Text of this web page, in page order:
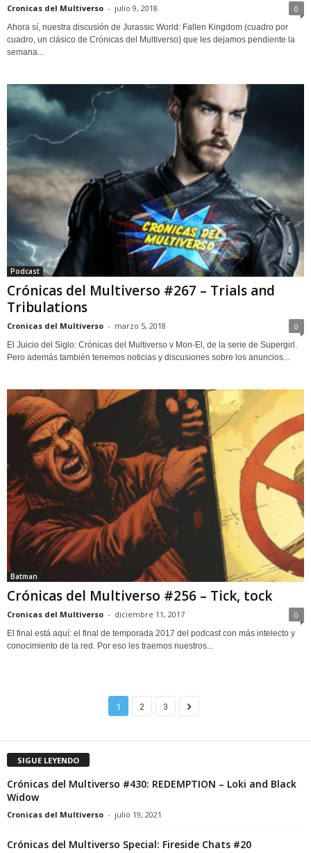
Cronicas del Multiverso - julio 9, 2018 0
Ahora sí, nuestra discusión de Jurassic World: Fallen Kingdom (cuadro por
cuadro, un clásico de Crónicas del Multiverso) que les dejamos pendiente la
semana...
Podcast
Crónicas del Multiverso #267 – Trials and
Tribulations
Cronicas del Multiverso - marzo 5, 2018 0
El Juicio del Siglo: Crónicas del Multiverso v Mon-El, de la serie de Supergirl.
Pero además también tenemos noticias y discusiones sobre los anuncios...
Batman
Crónicas del Multiverso #256 – Tick, tock
Cronicas del Multiverso - diciembre 11, 2017 0
El final está aquí: el final de temporada 2017 del podcast con más intelecto y
conocimiento de la red. Por eso les traemos nuestros...
1 2 3
SIGUE LEYENDO
Crónicas del Multiverso #430: REDEMPTION – Loki and Black
Widow
Cronicas del Multiverso - julio 19, 2021
Crónicas del Multiverso Special: Fireside Chats #20